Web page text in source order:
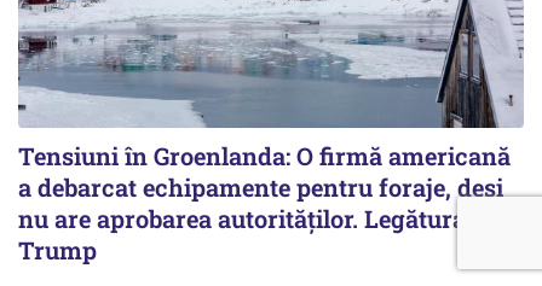
Tensiuni în Groenlanda: O firmă americană
a debarcat echipamente pentru foraje, deși
nu are aprobarea autorităților. Legătura cu
Trump